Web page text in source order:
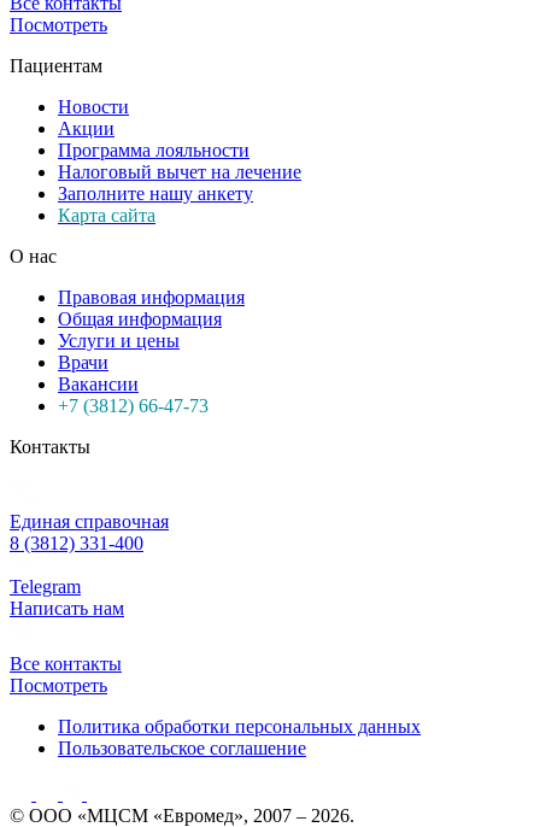
Посмотреть
Пациентам
Новости
Акции
Программа лояльности
Налоговый вычет на лечение
Заполните нашу анкету
Карта сайта
О нас
Правовая информация
Общая информация
Услуги и цены
Врачи
Вакансии
+7 (3812) 66-47-73
Контакты
Единая справочная
8 (3812) 331-400
Telegram
Написать нам
Все контакты
Посмотреть
Политика обработки персональных данных
Пользовательское соглашение
© ООО «МЦСМ «Евромед», 2007 – 2026.